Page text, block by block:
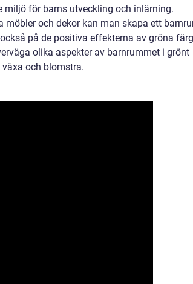
för barns utveckling och inlärning.
och dekor kan man skapa ett
på de positiva effekterna av gröna
olika aspekter av barnrummet i grönt
och blomstra.